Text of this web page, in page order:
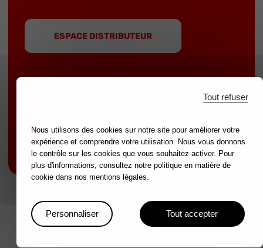
ESPACE DISTRIBUTEUR
Marques partenaires : mondelin.fr-leborgne.fr
Mentions légales
Nous utilisons des cookies sur notre site pour améliorer votre
expérience et comprendre votre utilisation. Nous vous donnons
le contrôle sur les cookies que vous souhaitez activer. Pour
plus d'informations, consultez notre politique en matière de
cookie dans nos mentions légales.
Tout accepter
Tout refuser
Personnaliser